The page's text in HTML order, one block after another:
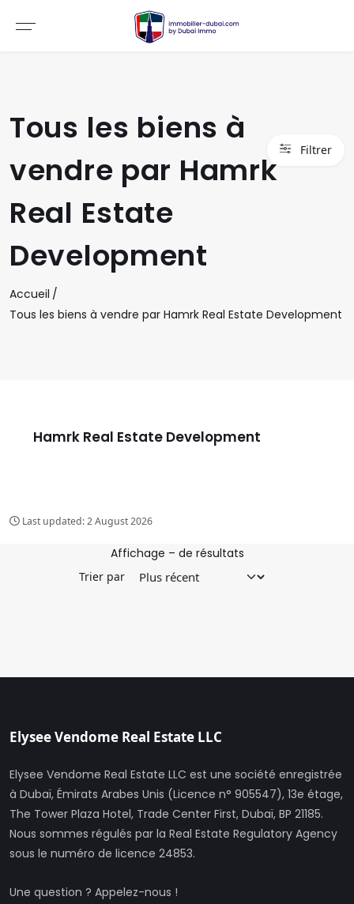
Tous les biens à
vendre par Hamrk
Real Estate
Development
Accueil
Tous les biens à vendre par Hamrk Real Estate Development
Filtrer
Hamrk Real Estate Development
Last updated:2 August 2026
Affichage – de résultats
Trier par
Elysee Vendome Real Estate LLC
Elysee Vendome Real Estate LLC est une société enregistrée
à Dubaï, Émirats Arabes Unis (Licence n° 905547), 13e étage,
The Tower Plaza Hotel, Trade Center First, Dubaï, BP 21185.
Nous sommes régulés par la Real Estate Regulatory Agency
sous le numéro de licence 24853.
Une question ? Appelez-nous !